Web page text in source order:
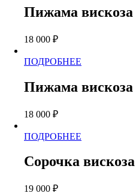
странице
товара.
несколько
странице
товара.
Пижама
18 000 ₽
ПОДРОБНЕЕ
несколько
странице
товара.
Пижама
18 000 ₽
ПОДРОБНЕЕ
имеет
несколько
Сорочка
19 000 ₽